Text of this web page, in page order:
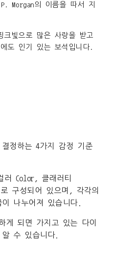
Morgan의 이름을 따서 지
크빛으로 많은 사랑을 받고
도 인기 있는 보석입니다.
정하는 4가지 감정 기준
러 Color, 클래러티
구성되어 있으며, 각각의
나누어져 있습니다.
게 되면 가지고 있는 다이
수 있습니다.